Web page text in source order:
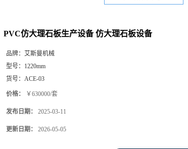
PVC仿大理石板生产设备 仿大理石板设备
品牌： 艾斯曼机械
型号： 1220mm
货号： ACE-03
价格： ￥630000/套
发布日期： 2025-03-11
更新日期： 2026-05-05